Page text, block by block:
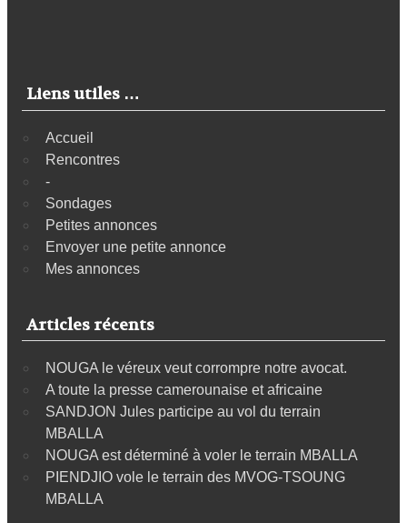
Liens utiles …
Accueil
Rencontres
-
Sondages
Petites annonces
Envoyer une petite annonce
Mes annonces
Articles récents
NOUGA le véreux veut corrompre notre avocat.
A toute la presse camerounaise et africaine
SANDJON Jules participe au vol du terrain
MBALLA
NOUGA est déterminé à voler le terrain MBALLA
PIENDJIO vole le terrain des MVOG-TSOUNG
MBALLA